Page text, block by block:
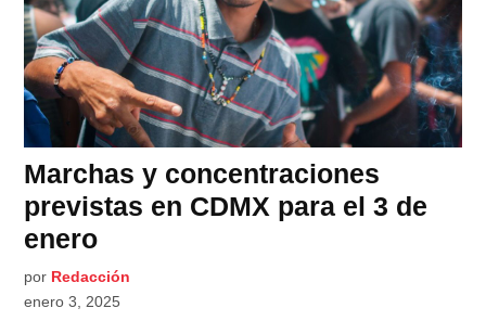
Marchas y concentraciones
previstas en CDMX para el 3 de
enero
por Redacción
enero 3, 2025